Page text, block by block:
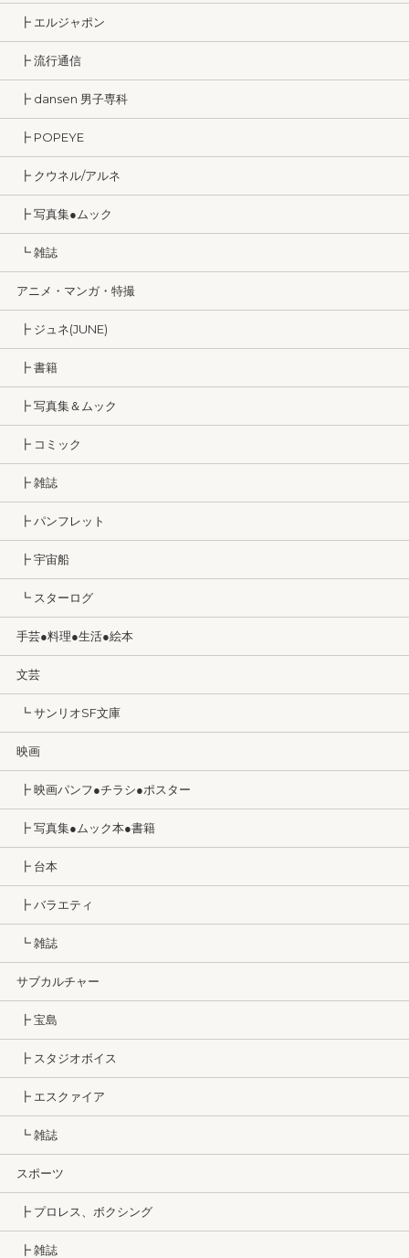
┣ エルジャポン
┣ 流行通信
┣ dansen 男子専科
┣ POPEYE
┣ クウネル/アルネ
┣ 写真集●ムック
┗ 雑誌
アニメ・マンガ・特撮
┣ ジュネ(JUNE)
┣ 書籍
┣ 写真集＆ムック
┣ コミック
┣ 雑誌
┣ パンフレット
┣ 宇宙船
┗ スターログ
手芸●料理●生活●絵本
文芸
┗ サンリオSF文庫
映画
┣ 映画パンフ●チラシ●ポスター
┣ 写真集●ムック本●書籍
┣ 台本
┣ バラエティ
┗ 雑誌
サブカルチャー
┣ 宝島
┣ スタジオボイス
┣ エスクァイア
┗ 雑誌
スポーツ
┣ プロレス、ボクシング
┣ 雑誌